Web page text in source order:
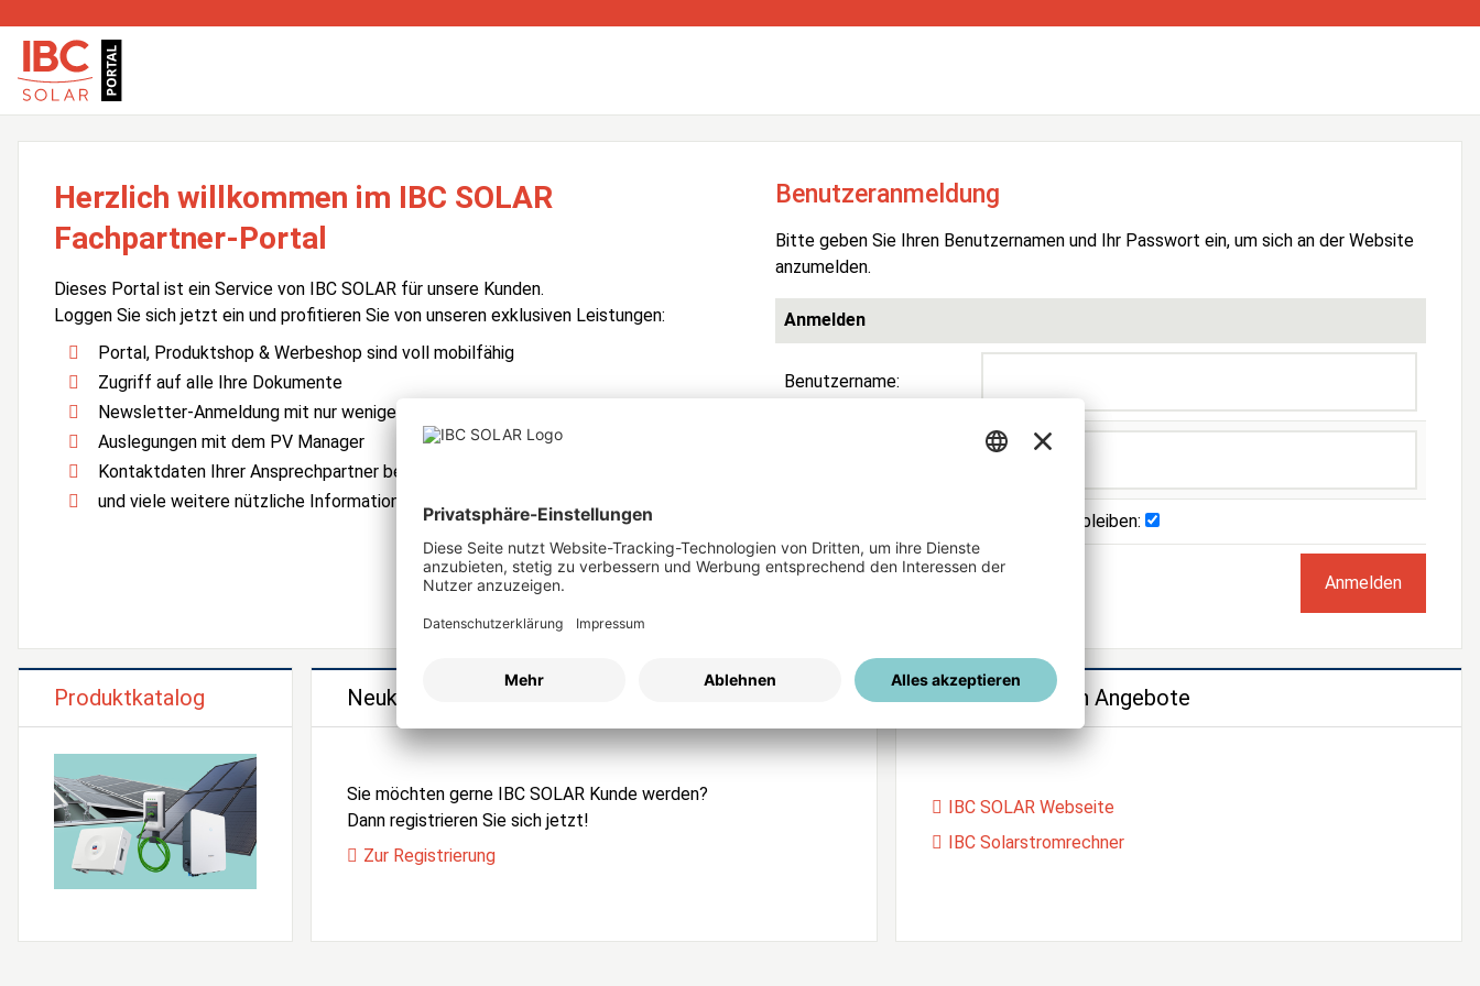
Herzlich willkommen im IBC SOLAR
Fachpartner-Portal
Dieses Portal ist ein Service von IBC SOLAR für unsere Kunden.
Loggen Sie sich jetzt ein und profitieren Sie von unseren exklusiven Leistungen:
Portal, Produktshop & Werbeshop sind voll mobilfähig
Zugriff auf alle Ihre Dokumente
Newsletter-Anmeldung mit nur wenigen Klicks
Auslegungen mit dem PV Manager
Kontaktdaten Ihrer Ansprechpartner bei IBC SOLAR
und viele weitere nützliche Informationen und Services
Benutzeranmeldung
Bitte geben Sie Ihren Benutzernamen und Ihr Passwort ein, um sich an der Website
anzumelden.
Anmelden
Benutzername:
Angemeldet bleiben:
Passwort vergessen?
Produktkatalog Neukunden Registrierung
Sie möchten gerne IBC SOLAR Kunde werden?
Dann registrieren Sie sich jetzt!
Zur Registrierung
Unsere weiteren Angebote
IBC SOLAR Webseite
IBC Solarstromrechner